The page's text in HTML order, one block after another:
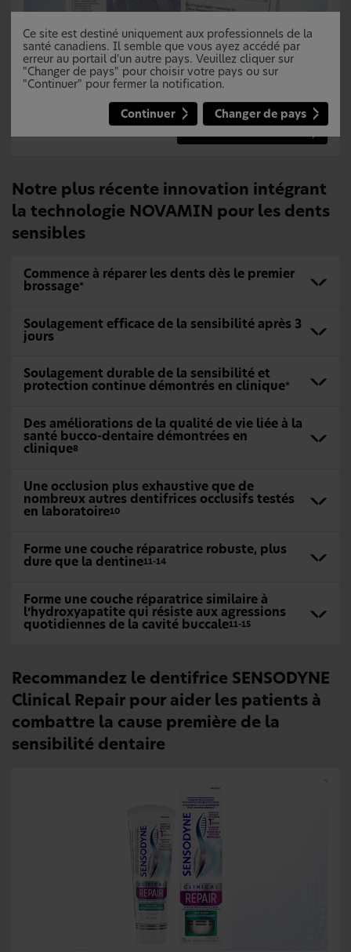
SENSODYNE – voué à l’avancement scientifique
de solutions améliorées contre la sensibilité
dentaire
NOVAMIN a été évalué dans 24 études cliniques.
Notre plus récente innovation intégrant
la technologie NOVAMIN pour les dents
sensibles
Commence à réparer les dents dès le premier
brossage*
Soulagement efficace de la sensibilité après 3
jours
Soulagement durable de la sensibilité et
protection continue démontrés en clinique*
Des améliorations de la qualité de vie liée à la
santé bucco-dentaire démontrées en
clinique8
Une occlusion plus exhaustive que de
nombreux autres dentifrices occlusifs testés
en laboratoire10
Forme une couche réparatrice robuste, plus
dure que la dentine11-14
Forme une couche réparatrice similaire à
l’hydroxyapatite qui résiste aux agressions
quotidiennes de la cavité buccale11-15
Recommandez le dentifrice SENSODYNE
Clinical Repair pour aider les patients à
combattre la cause première de la
sensibilité dentaire
Ce site est destiné uniquement aux professionnels de la
santé canadiens. Il semble que vous ayez accédé par
erreur au portail d'un autre pays. Veuillez cliquer sur
"Changer de pays" pour choisir votre pays ou sur
"Continuer" pour fermer la notification.
Continuer Changer de pays